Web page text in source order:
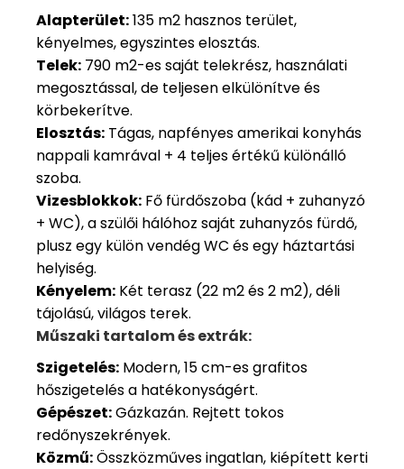
Alapterület:135 m2 hasznos terület,
kényelmes, egyszintes elosztás.
Telek: 790 m2-es saját telekrész, használati
megosztással, de teljesen elkülönítve és
körbekerítve.
Elosztás: Tágas, napfényes amerikai konyhás
nappali kamrával + 4 teljes értékű különálló
szoba.
Vizesblokkok: Fő fürdőszoba (kád + zuhanyzó
+ WC), a szülői hálóhoz saját zuhanyzós fürdő,
plusz egy külön vendég WC és egy háztartási
helyiség.
Kényelem: Két terasz (22 m2 és 2 m2), déli
tájolású, világos terek.
Műszaki tartalom és extrák:
Szigetelés: Modern, 15 cm-es grafitos
hőszigetelés a hatékonyságért.
Gépészet:Gázkazán. Rejtett tokos
redőnyszekrények.
Közmű:Összközműves ingatlan, kiépített kerti